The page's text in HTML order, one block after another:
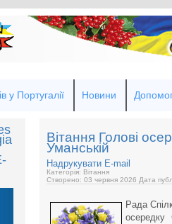
у Португалії Новини
Вітання Голові
Уманській
Надрукувати E-mail
Категорія: Вітання
Створено: 03 червня 2026 Дата
Рада